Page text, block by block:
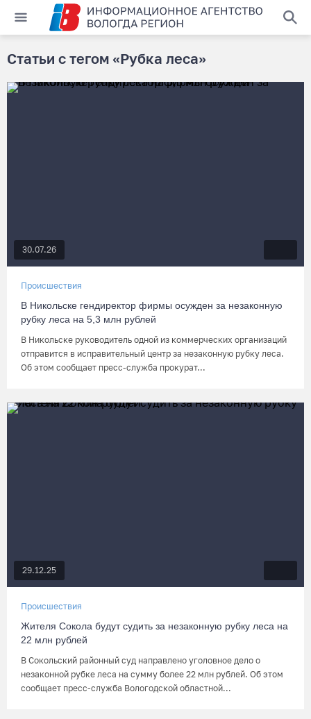
Статьи с тегом «Рубка леса»
30.07.26
Происшествия
В Никольске гендиректор фирмы осужден за незаконную
рубку леса на 5,3 млн рублей
В Никольске руководитель одной из коммерческих организаций
отправится в исправительный центр за незаконную рубку леса.
Об этом сообщает пресс-служба прокурат...
29.12.25
Происшествия
Жителя Сокола будут судить за незаконную рубку леса на
22 млн рублей
В Сокольский районный суд направлено уголовное дело о
незаконной рубке леса на сумму более 22 млн рублей. Об этом
сообщает пресс-служба Вологодской областной...